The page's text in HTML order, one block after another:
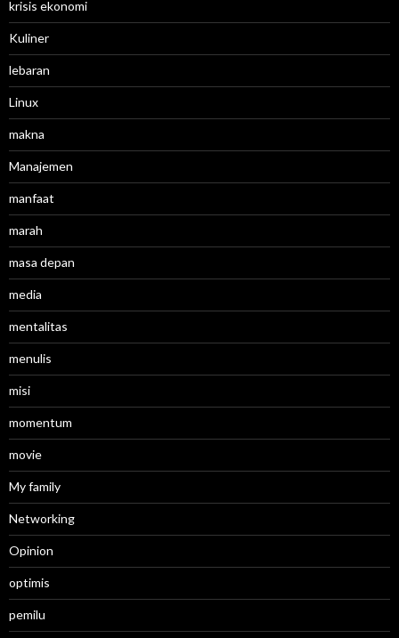
krisis ekonomi
Kuliner
lebaran
Linux
makna
Manajemen
manfaat
marah
masa depan
media
mentalitas
menulis
misi
momentum
movie
My family
Networking
Opinion
optimis
pemilu